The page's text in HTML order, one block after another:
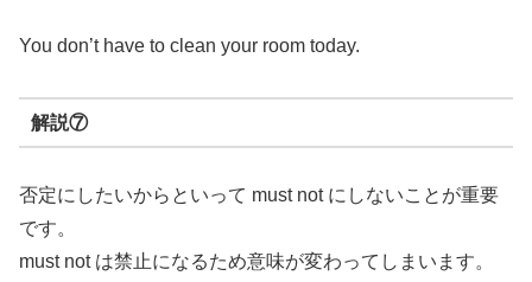
You don’t have to clean your room today.
解説⑦
否定にしたいからといって must not にしないことが重要
です。
must not は禁止になるため意味が変わってしまいます。